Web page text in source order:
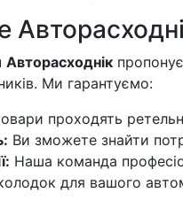
Авторасходнік
Ми гарантуємо:
проходять
Ви зможете знайти
Наша команда
для вашого